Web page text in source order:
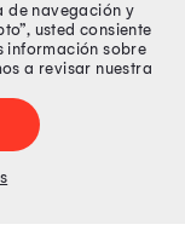
Todos los derechos
online publicados
de navegación y
usted consiente
información sobre
a revisar nuestra